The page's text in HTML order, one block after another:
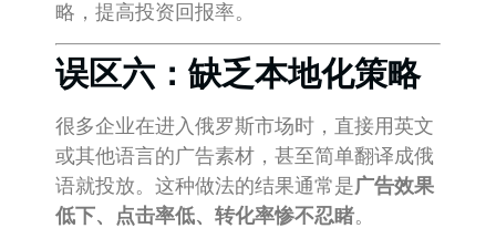
略，提高投资回报率。
误区六：缺乏本地化策略
很多企业在进入俄罗斯市场时，直接用英文
或其他语言的广告素材，甚至简单翻译成俄
语就投放。这种做法的结果通常是广告效果
低下、点击率低、转化率惨不忍睹。